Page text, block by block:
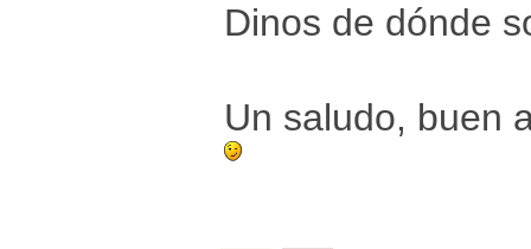
Dinos de dónde
Un saludo, buen